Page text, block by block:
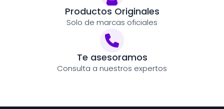
Productos Originales
Solo de marcas oficiales
Te asesoramos
Consulta a nuestros expertos